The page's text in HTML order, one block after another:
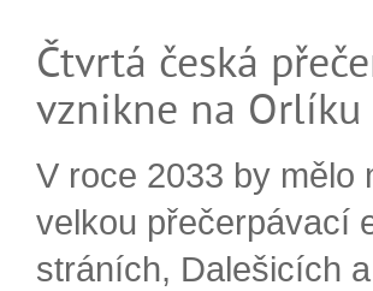
Čtvrtá česká
vznikne na Orlíku
V roce 2033 by mělo
velkou přečerpávací
stráních, Dalešicích